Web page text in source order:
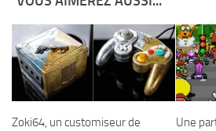
Zoki64, un customiseur de
Une